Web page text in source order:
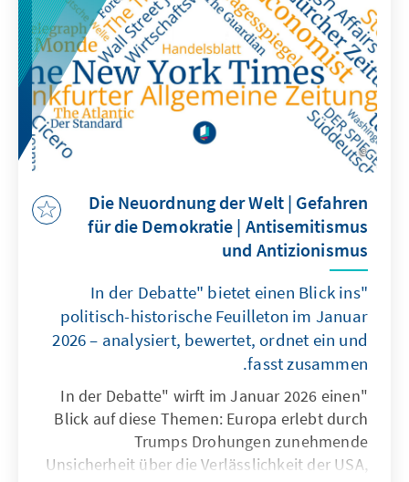
Unsicherheit und der Erosion internationaler
Regeln vor erheblichen Herausforderungen,
die sogar eine neue Debatte über deutsche
Atomwaffen anstoßen. Handlungsfähig bleibt
der Kontinent nur, wenn er interne Blockaden
überwindet, technologische und
wirtschaftliche Modernisierung vorantreibt
Sicherheitsarchitektur entwickelt.
Die Neuordnung der Welt | Gefahren
für die Demokratie | Antisemitismus
und Antizionismus
"In der Debatte" bietet einen Blick ins
politisch-historische Feuilleton im Januar
2026 – analysiert, bewertet, ordnet ein und
fasst zusammen.
"In der Debatte" wirft im Januar 2026 einen
Blick auf diese Themen: Europa erlebt durch
Trumps Drohungen zunehmende
Unsicherheit über die Verlässlichkeit der USA,